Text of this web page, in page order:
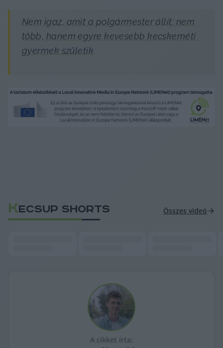
Nem igaz, amit a polgármester állít: nem
több, hanem egyre kevesebb kecskeméti
gyermek születik
KECSUP SHORTS Összes videó
A cikket írta: